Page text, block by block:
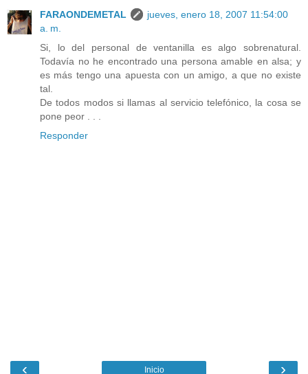
FARAONDEMETAL
jueves, enero 18, 2007 11:54:00
a. m.
Si, lo del personal de ventanilla es algo sobrenatural.
Todavía no he encontrado una persona amable en alsa; y
es más tengo una apuesta con un amigo, a que no existe
tal.
De todos modos si llamas al servicio telefónico, la cosa se
pone peor . . .
Responder
‹ ›
Inicio